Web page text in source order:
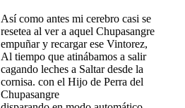
Así como antes mi cerebro casi se
resetea al ver a aquel Chupasangre
empuñar y recargar ese Vintorez,
Al tiempo que atinábamos a salir
cagando leches a Saltar desde la
cornisa. con el Hijo de Perra del
Chupasangre